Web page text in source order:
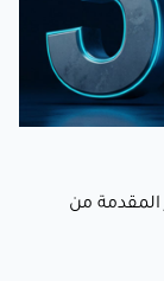
المقدمة من